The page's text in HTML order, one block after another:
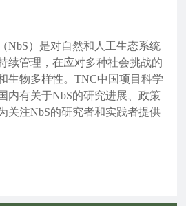
NbS）是对自然和人工生态系统
续管理，在应对多种社会挑战的
生物多样性。TNC中国项目科学
内有关于NbS的研究进展、政策
关注NbS的研究者和实践者提供